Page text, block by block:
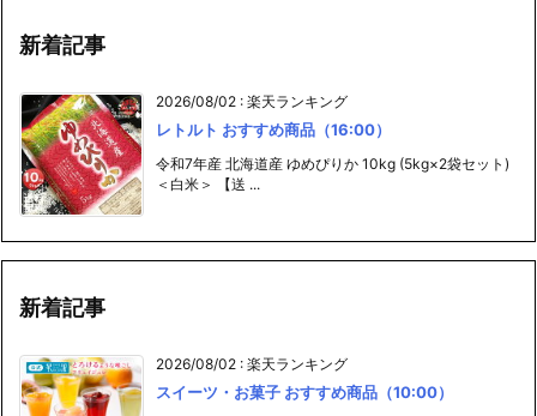
新着記事
2026/08/02 : 楽天ランキング
レトルト おすすめ商品（16:00）
令和7年産 北海道産 ゆめぴりか 10kg (5kg×2袋セット)
＜白米＞ 【送 ...
新着記事
2026/08/02 : 楽天ランキング
スイーツ・お菓子 おすすめ商品（10:00）